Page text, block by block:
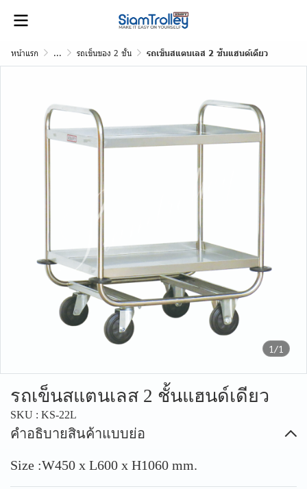
หน้าแรก ... รถเข็นของ 2 ชั้น รถเข็นสแตนเลส 2 ชั้นแฮนด์เดียว
1/1
รถเข็นสแตนเลส 2 ชั้นแฮนด์เดียว
SKU : KS-22L
คำอธิบายสินค้าแบบย่อ
Size :W450 x L600 x H1060 mm.